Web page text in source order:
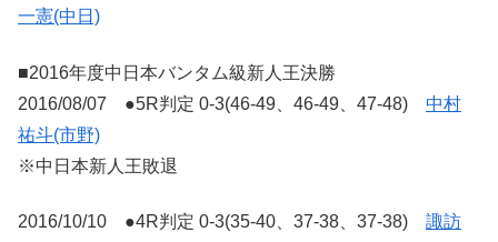
一憲(中日)
■2016年度中日本バンタム級新人王決勝
2016/08/07 ●5R判定 0-3(46-49、46-49、47-48) 中村
祐斗(市野)
※中日本新人王敗退
2016/10/10 ●4R判定 0-3(35-40、37-38、37-38) 諏訪